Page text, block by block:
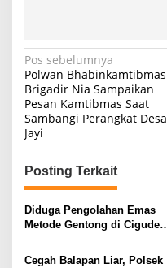
Navigasi
pos
Pos sebelumnya
Polwan Bhabinkamtibmas
Brigadir Nia Sampaikan
Pesan Kamtibmas Saat
Sambangi Perangkat Desa
Jayi
Posting Terkait
Diduga Pengolahan Emas
Metode Gentong di Cigudeg
Limbah Jadi Sorotan
Cegah Balapan Liar, Polsek